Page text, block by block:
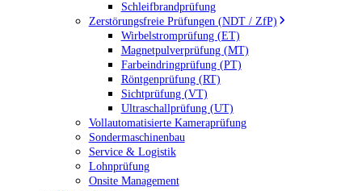
Schleifbrandprüfung
Zerstörungsfreie Prüfungen (NDT / ZfP)
Wirbelstromprüfung (ET)
Magnetpulverprüfung (MT)
Farbeindringprüfung (PT)
Röntgenprüfung (RT)
Sichtprüfung (VT)
Ultraschallprüfung (UT)
Vollautomatisierte Kameraprüfung
Sondermaschinenbau
Service & Logistik
Lohnprüfung
Onsite Management